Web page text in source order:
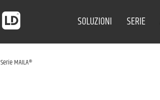
SOLUZIONI SERIE
Serie MAILA®